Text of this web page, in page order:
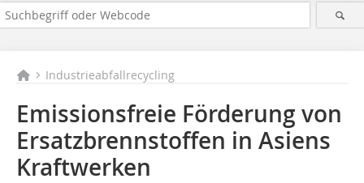
Industrieabfallrecycling
Emissionsfreie Förderung von
Ersatzbrennstoffen in Asiens
Kraftwerken